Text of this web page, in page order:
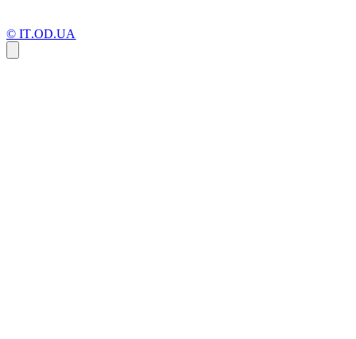
© IT.OD.UA